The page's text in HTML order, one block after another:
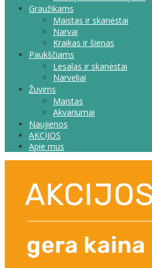
Graužikams
Maistas ir skanėstai
Narvai
Kraikas ir šienas
Paukščiams
Lesalas ir skanėstai
Narveliai
Žuvims
Maistas
Akvariumai
Naujienos
AKCIJOS
Apie mus